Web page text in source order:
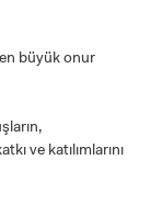
büyük onur
ve katılımlarını